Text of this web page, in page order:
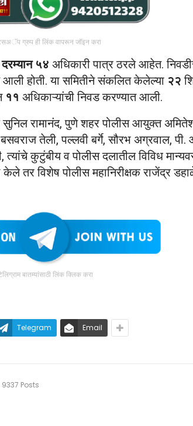
ग्रुप ही लिंक वापरून जॉइन करा
५४ अधिकारी पात्र ठरले आहेत.
आली होती. या समितीने संकलित केलेल्या २२
११ अधिकाऱ्यांची निवड करण्यात आली.
सुनिल रामानंद, पुणे शहर पोलीस आयुक्त
तेली, पल्लवी बर्गे, सौरभ अग्रवाल, पी.
कुटुंबीय व पोलीस दलातील विविध
तर विशेष पोलीस महानिरीक्षक राजेंद्र
बातम्यांसाठी लिंक क्लिक करा
Telegram Email
9337 Posts